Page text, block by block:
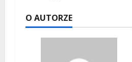
O AUTORZE